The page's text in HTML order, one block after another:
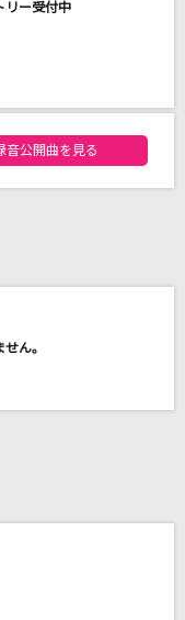
て
ー受付中
ンキング
音公開曲を見る